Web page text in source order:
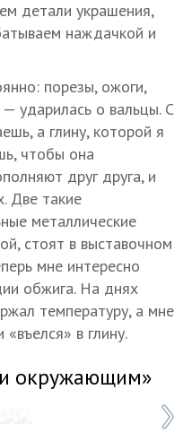
детали украшения,
наждачкой и
порезы, ожоги,
ударилась о вальцы. С
а глину, которой я
чтобы она
друг друга, и
Две такие
металлические
стоят в выставочном
мне интересно
обжига. На днях
температуру, а мне
в глину.
окружающим»
Татьяна Свириденко/ТАСС